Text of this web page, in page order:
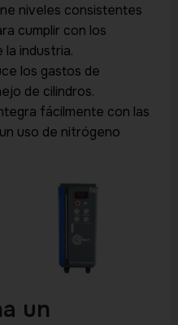
niveles consistentes
cumplir con los
industria.
los gastos de
de cilindros.
fácilmente con las
uso de nitrógeno
un